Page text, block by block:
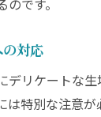
です。
対応
デリケートな
は特別な注意が